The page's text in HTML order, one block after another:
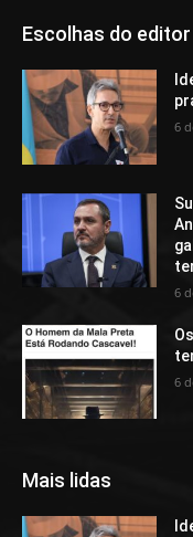
Escolhas do editor
6
6
6
Mais lidas